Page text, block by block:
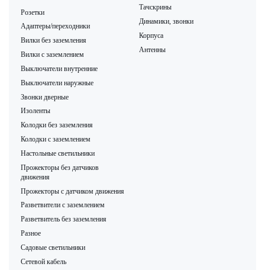
Розетки
Адаптеры/переходники
Вилки без заземления
Вилки с заземлением
Выключатели внутренние
Выключатели наружные
Звонки дверные
Изоленты
Колодки без заземления
Колодки с заземлением
Настольные светильники
Прожекторы без датчиков
движения
Прожекторы с датчиком движения
Разветвители с заземлением
Разветвитель без заземления
Разное
Садовые светильники
Сетевой кабель
Тачскрины
Динамики, звонки
Корпуса
Антенны